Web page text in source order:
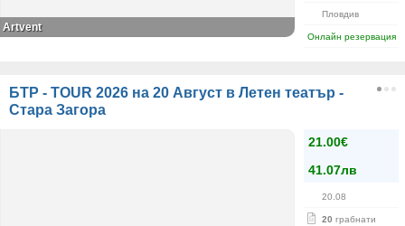
Пловдив
Онлайн резервация
Artvent
БТР - TOUR 2026 на 20 Август в Летен театър -
Стара Загора
21.00€
41.07лв
20.08
20 грабнати